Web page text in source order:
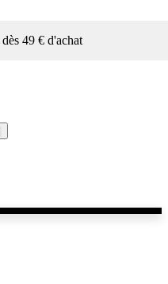
dès 49 € d'achat